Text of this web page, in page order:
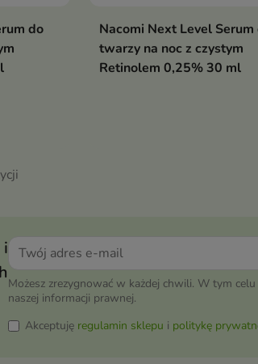
do
Nacomi Next Level Serum
twarzy na noc z czystym
Retinolem 0,25% 30 ml
i
Możesz zrezygnować w każdej chwili. W tym celu
naszej informacji prawnej.
Akceptuję regulamin sklepu i politykę